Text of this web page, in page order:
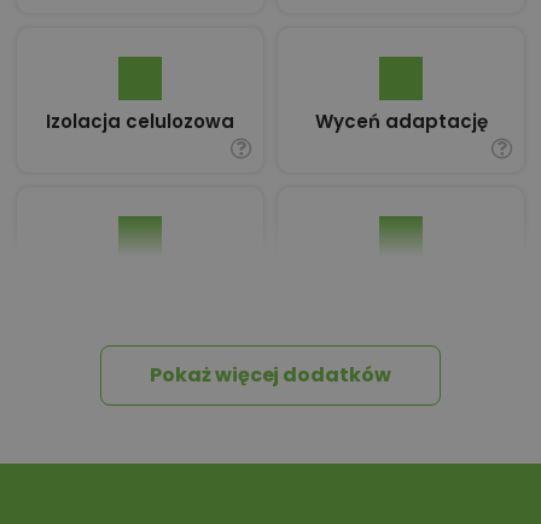
Izolacja celulozowa Wyceń adaptację
Tablica informacyjna
Przydomowa
Pokaż więcej dodatków